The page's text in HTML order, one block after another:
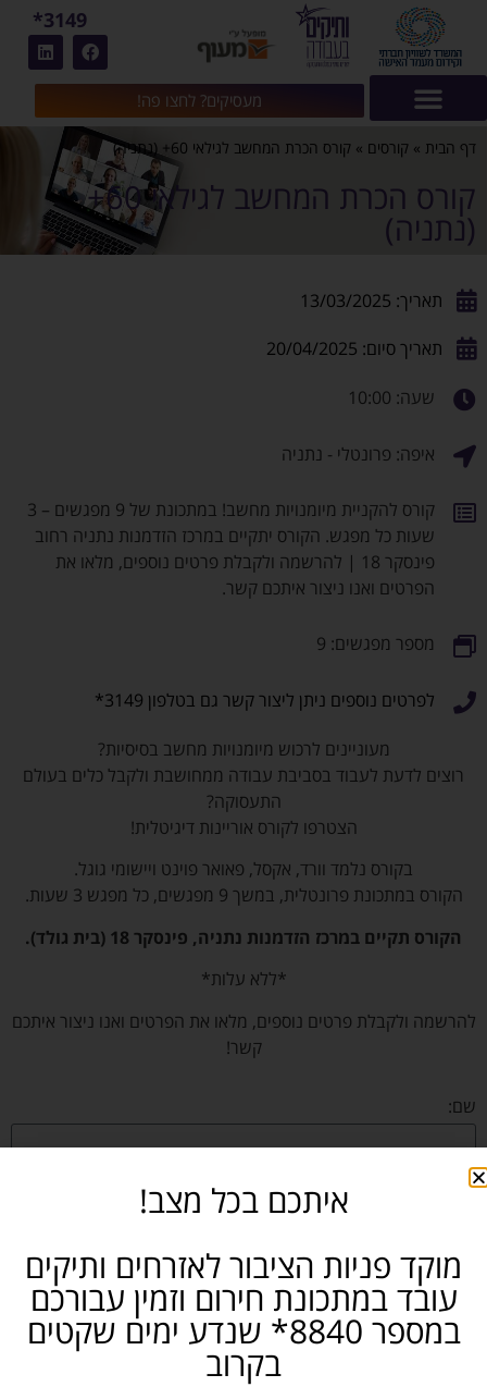
מעסיקים? לחצו פה!
3149*
דף הבית » קורסים » קורס הכרת המחשב לגילאי 60+ (נתניה)
קורס הכרת המחשב לגילאי 60+
(נתניה)
תאריך: 13/03/2025
תאריך סיום: 20/04/2025
שעה: 10:00
איפה: פרונטלי - נתניה
קורס להקניית מיומנויות מחשב! במתכונת של 9 מפגשים – 3
שעות כל מפגש. הקורס יתקיים במרכז הזדמנות נתניה רחוב
פינסקר 18 | להרשמה ולקבלת פרטים נוספים, מלאו את
הפרטים ואנו ניצור איתכם קשר.
מספר מפגשים: 9
לפרטים נוספים ניתן ליצור קשר גם בטלפון 3149*
מעוניינים לרכוש מיומנויות מחשב בסיסיות?
רוצים לדעת לעבוד בסביבת עבודה ממחושבת ולקבל כלים בעולם
התעסוקה?
הצטרפו לקורס אוריינות דיגיטלית!
בקורס נלמד וורד, אקסל, פאואר פוינט ויישומי גוגל.
הקורס במתכונת פרונטלית, במשך 9 מפגשים, כל מפגש 3 שעות.
הקורס תקיים במרכז הזדמנות נתניה, פינסקר 18 (בית גולד).
*ללא עלות*
להרשמה ולקבלת פרטים נוספים, מלאו את הפרטים ואנו ניצור איתכם
קשר!
שם:
נייד:
אימייל:
באיזה תחום את/ה מחפש/ת עבודה?
איתכם בכל מצב!
מוקד פניות הציבור לאזרחים ותיקים
עובד במתכונת חירום וזמין עבורכם
במספר 8840* שנדע ימים שקטים
בקרוב